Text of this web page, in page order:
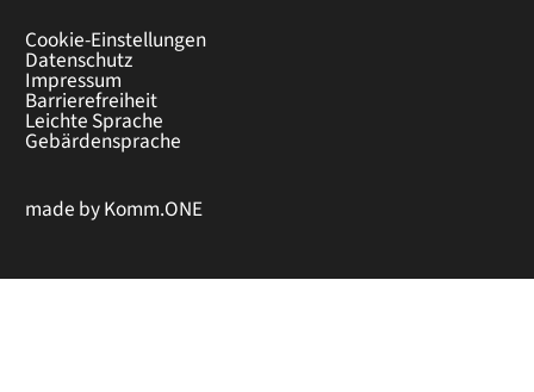
Cookie-Einstellungen
Datenschutz
Impressum
Barrierefreiheit
Leichte Sprache
Gebärdensprache
made byKomm.ONE